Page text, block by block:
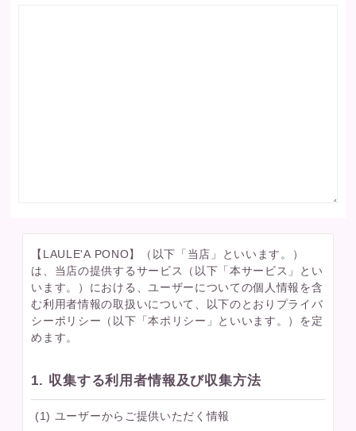
【LAULE'A PONO】（以下「当店」といいます。）
は、当店の提供するサービス（以下「本サービス」とい
います。）における、ユーザーについての個人情報を含
む利用者情報の取扱いについて、以下のとおりプライバ
シーポリシー（以下「本ポリシー」といいます。）を定
めます。
1. 収集する利用者情報及び収集方法
(1) ユーザーからご提供いただく情報